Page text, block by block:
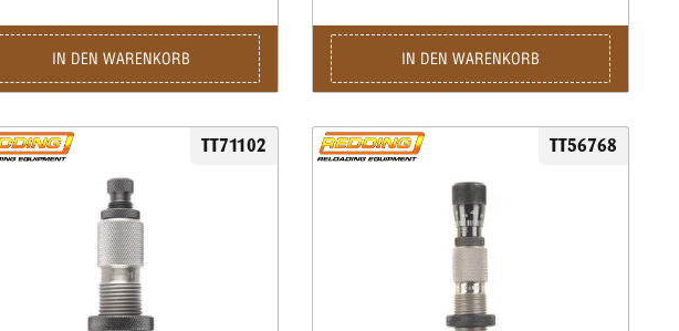
IN DEN WARENKORB
wiederholgenau ein, wie tief der Hülsenhals
kalibriert wird.Die passenden Bushings
bestellen Sie bitte separat.
IN DEN WARENKORB
TT71102 TT56768